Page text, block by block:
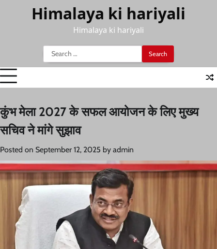
Himalaya ki hariyali
Himalaya ki hariyali
Search
for:
कुंभ मेला 2027 के सफल आयोजन के लिए मुख्य
सचिव ने मांगे सुझाव
Posted on September 12, 2025 by admin